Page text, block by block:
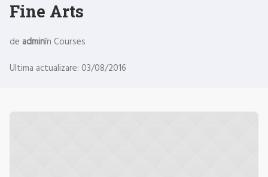
Fine Arts
de adminîn Courses
Ultima actualizare: 03/08/2016